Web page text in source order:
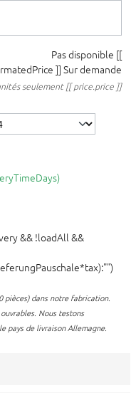
Pas disponible [[
]] Sur demande
seulement [[ price.price ]]
&& !loadAll &&
pièces) dans notre fabrication.
Nous testons
pays de livraison Allemagne.